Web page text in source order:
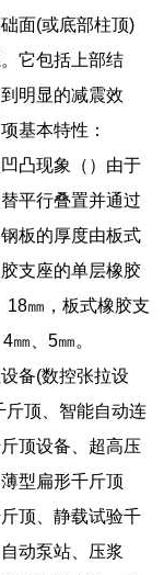
面(或底部柱顶)
它包括上部结
明显的减震效
基本特性：
凸现象（）由于
平行叠置并通过
板的厚度由板式
支座的单层橡胶
18㎜，板式橡胶支
㎜、5㎜。
备(数控张拉设
斤顶、智能自动连
顶设备、超高压
型扁形千斤顶
顶、静载试验千
动泵站、压浆